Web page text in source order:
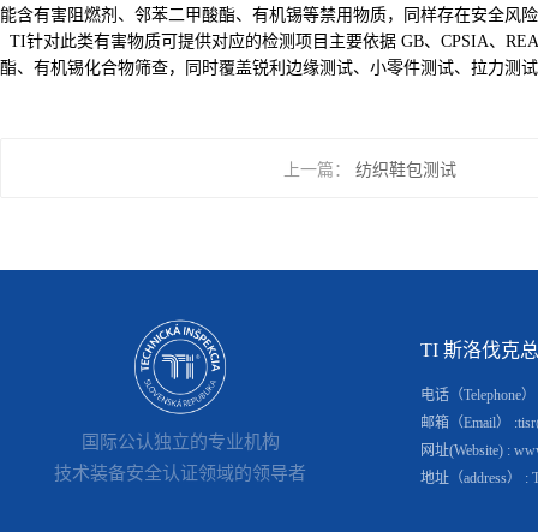
能含有害阻燃剂、邻苯二甲酸酯、有机锡等禁用物质，同样存在安全风
TI针对此类有害物质可提供对应的检测项目主要依据 GB、CPSIA、
酯、有机锡化合物筛查，同时覆盖锐利边缘测试、小零件测试、拉力测
上一篇： 纺织鞋包测试
国际公认独立的专业机构
技术装备安全认证领域的领导者
TI 斯洛伐克
电话（Telephone
邮箱（Email）
网址(Website) :
地址（address） :